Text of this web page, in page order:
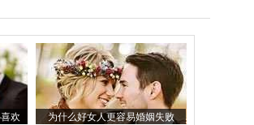
欢 为什么好女人更容易婚姻失败